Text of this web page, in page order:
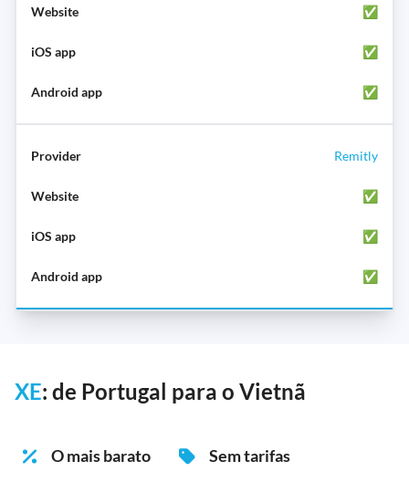
✅
✅
✅
Remitly
✅
✅
✅
XE: de Portugal para o Vietnã
O mais barato Sem tarifas